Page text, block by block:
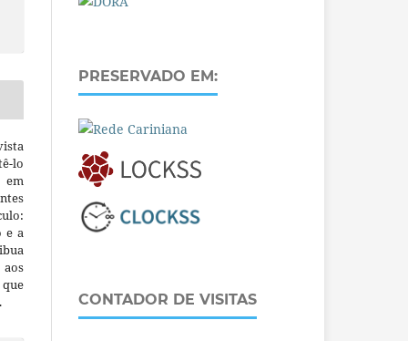
lo
em
e a
PRESERVADO EM:
CONTADOR DE VISITAS